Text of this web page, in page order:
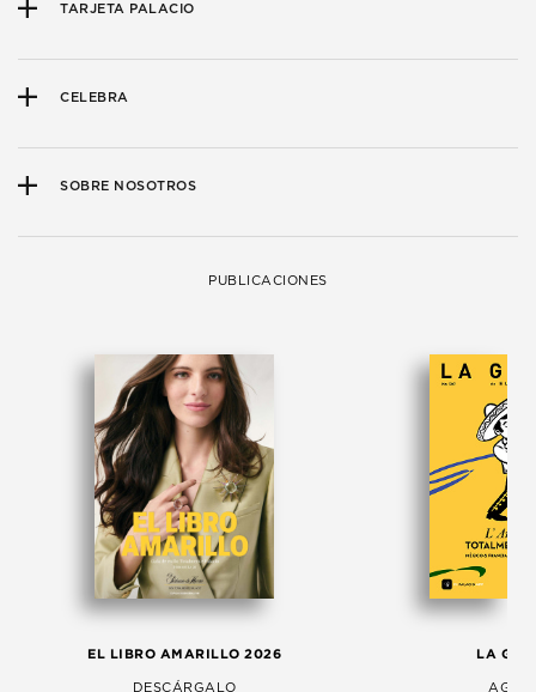
TARJETA PALACIO
CELEBRA
SOBRE NOSOTROS
PUBLICACIONES
EL LIBRO AMARILLO 2026
DESCÁRGALO
LA